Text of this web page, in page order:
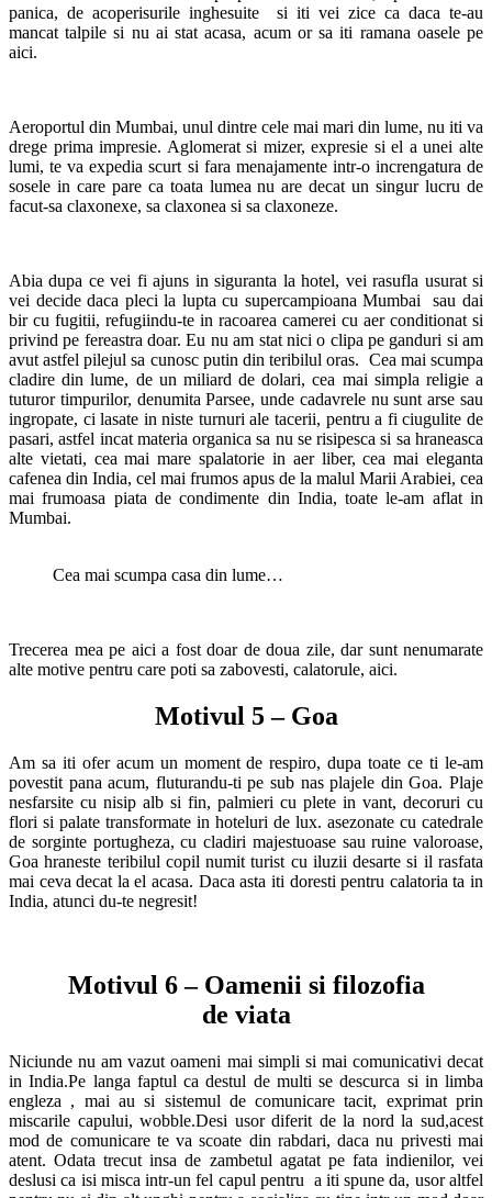
panica, de acoperisurile inghesuite si iti vei zice ca daca te-au
mancat talpile si nu ai stat acasa, acum or sa iti ramana oasele pe
aici.
Aeroportul din Mumbai, unul dintre cele mai mari din lume, nu iti va
drege prima impresie. Aglomerat si mizer, expresie si el a unei alte
lumi, te va expedia scurt si fara menajamente intr-o increngatura de
sosele in care pare ca toata lumea nu are decat un singur lucru de
facut-sa claxonexe, sa claxonea si sa claxoneze.
Abia dupa ce vei fi ajuns in siguranta la hotel, vei rasufla usurat si
vei decide daca pleci la lupta cu supercampioana Mumbai sau dai
bir cu fugitii, refugiindu-te in racoarea camerei cu aer conditionat si
privind pe fereastra doar. Eu nu am stat nici o clipa pe ganduri si am
avut astfel pilejul sa cunosc putin din teribilul oras. Cea mai scumpa
cladire din lume, de un miliard de dolari, cea mai simpla religie a
tuturor timpurilor, denumita Parsee, unde cadavrele nu sunt arse sau
ingropate, ci lasate in niste turnuri ale tacerii, pentru a fi ciugulite de
pasari, astfel incat materia organica sa nu se risipesca si sa hraneasca
alte vietati, cea mai mare spalatorie in aer liber, cea mai eleganta
cafenea din India, cel mai frumos apus de la malul Marii Arabiei, cea
mai frumoasa piata de condimente din India, toate le-am aflat in
Mumbai.
Cea mai scumpa casa din lume…
Trecerea mea pe aici a fost doar de doua zile, dar sunt nenumarate
alte motive pentru care poti sa zabovesti, calatorule, aici.
Motivul 5 – Goa
Am sa iti ofer acum un moment de respiro, dupa toate ce ti le-am
povestit pana acum, fluturandu-ti pe sub nas plajele din Goa. Plaje
nesfarsite cu nisip alb si fin, palmieri cu plete in vant, decoruri cu
flori si palate transformate in hoteluri de lux. asezonate cu catedrale
de sorginte portugheza, cu cladiri majestuoase sau ruine valoroase,
Goa hraneste teribilul copil numit turist cu iluzii desarte si il rasfata
mai ceva decat la el acasa. Daca asta iti doresti pentru calatoria ta in
India, atunci du-te negresit!
Motivul 6 – Oamenii si filozofia
de viata
Niciunde nu am vazut oameni mai simpli si mai comunicativi decat
in India.Pe langa faptul ca destul de multi se descurca si in limba
engleza , mai au si sistemul de comunicare tacit, exprimat prin
miscarile capului, wobble.Desi usor diferit de la nord la sud,acest
mod de comunicare te va scoate din rabdari, daca nu privesti mai
atent. Odata trecut insa de zambetul agatat pe fata indienilor, vei
deslusi ca isi misca intr-un fel capul pentru a iti spune da, usor altfel